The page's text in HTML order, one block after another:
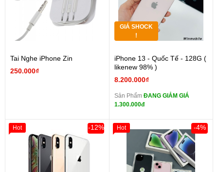
Tai Nghe iPhone Zin
250.000₫
GIÁ SHOCK
!
iPhone 13 - Quốc Tế - 128G (
likenew 98% )
8.200.000₫
Sản Phẩm ĐANG GIẢM GIÁ
1.300.000đ
-12%
Hot -4%
Hot